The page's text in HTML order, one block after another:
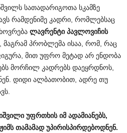
სათადარიგოთა სკამზე
რამდენიმე კადრი, რომლებსაც
ლავრენტი პავლოვიჩის
პრობლემა ისაა, რომ, რაც
მით უფრო მეტად არ ენდობა
მორჩილ კადრებს დაეყრდნოს,
დიდი ალბათობით, ადრე თუ
უფრთხის იმ ადამიანებს,
თამამად უპირისპირდებოდნენ.